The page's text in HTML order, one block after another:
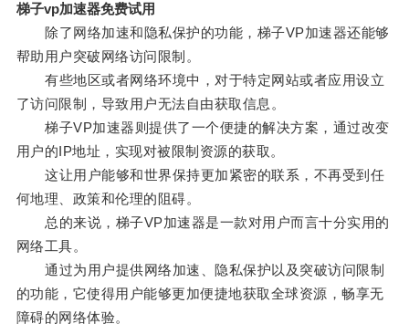
梯子vp加速器免费试用
除了网络加速和隐私保护的功能，梯子VP加速器还能够
帮助用户突破网络访问限制。
有些地区或者网络环境中，对于特定网站或者应用设立
了访问限制，导致用户无法自由获取信息。
梯子VP加速器则提供了一个便捷的解决方案，通过改变
用户的IP地址，实现对被限制资源的获取。
这让用户能够和世界保持更加紧密的联系，不再受到任
何地理、政策和伦理的阻碍。
总的来说，梯子VP加速器是一款对用户而言十分实用的
网络工具。
通过为用户提供网络加速、隐私保护以及突破访问限制
的功能，它使得用户能够更加便捷地获取全球资源，畅享无
障碍的网络体验。